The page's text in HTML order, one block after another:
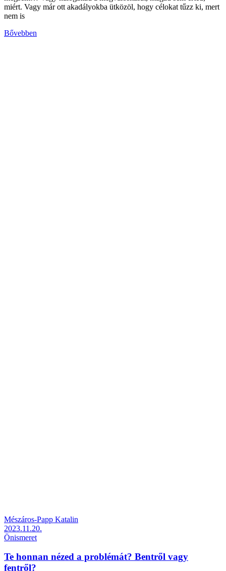
miért. Vagy már ott akadályokba ütközöl, hogy célokat tűzz ki, mert
nem is
Bővebben
Mészáros-Papp Katalin
2023.11.20.
Önismeret
Te honnan nézed a problémát? Bentről vagy
fentről?